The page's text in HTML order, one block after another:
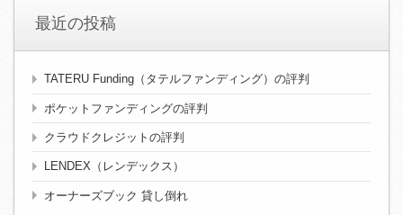
最近の投稿
TATERU Funding（タテルファンディング）の評判
ポケットファンディングの評判
クラウドクレジットの評判
LENDEX（レンデックス）
オーナーズブック 貸し倒れ